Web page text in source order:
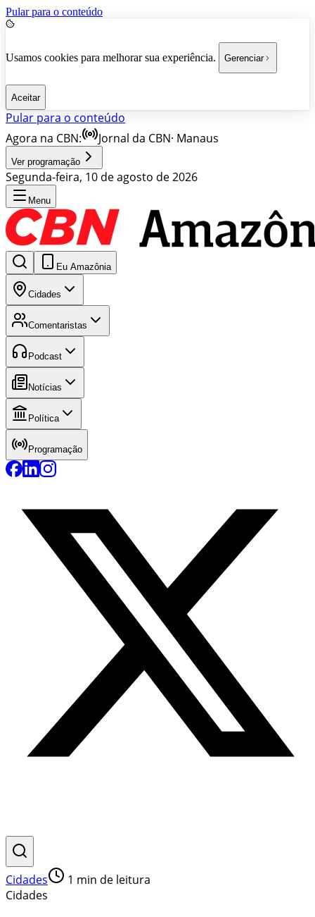
Pular para o conteúdo
Usamos cookies para melhorar sua experiência. Gerenciar
Aceitar
Pular para o conteúdo
Agora na CBN:
Jornal da CBN· Manaus
Ver programação
Segunda-feira, 10 de agosto de 2026
Menu
Eu Amazônia
Cidades
Comentaristas
Podcast
Notícias
Política
Programação
Cidades 1 min de leitura
Cidades